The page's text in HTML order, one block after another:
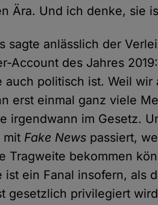
Ära. Und ich denke, sie
sagte anlässlich der
Account des Jahres
auch politisch ist. Weil
erst einmal ganz viele
irgendwann im Gesetz.
mit Fake News passiert,
Tragweite bekommen
ist ein Fanal insofern, als
gesetzlich privilegiert